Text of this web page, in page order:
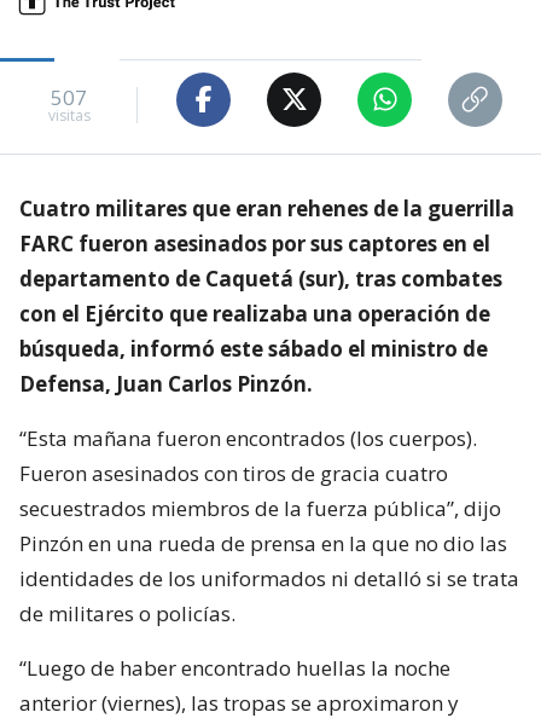
507
visitas
Cuatro militares que eran rehenes de la guerrilla
FARC fueron asesinados por sus captores en el
departamento de Caquetá (sur), tras combates
con el Ejército que realizaba una operación de
búsqueda, informó este sábado el ministro de
Defensa, Juan Carlos Pinzón.
“Esta mañana fueron encontrados (los cuerpos).
Fueron asesinados con tiros de gracia cuatro
secuestrados miembros de la fuerza pública”, dijo
Pinzón en una rueda de prensa en la que no dio las
identidades de los uniformados ni detalló si se trata
de militares o policías.
“Luego de haber encontrado huellas la noche
anterior (viernes), las tropas se aproximaron y